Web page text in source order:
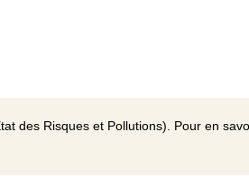
des Risques et Pollutions). Pour en